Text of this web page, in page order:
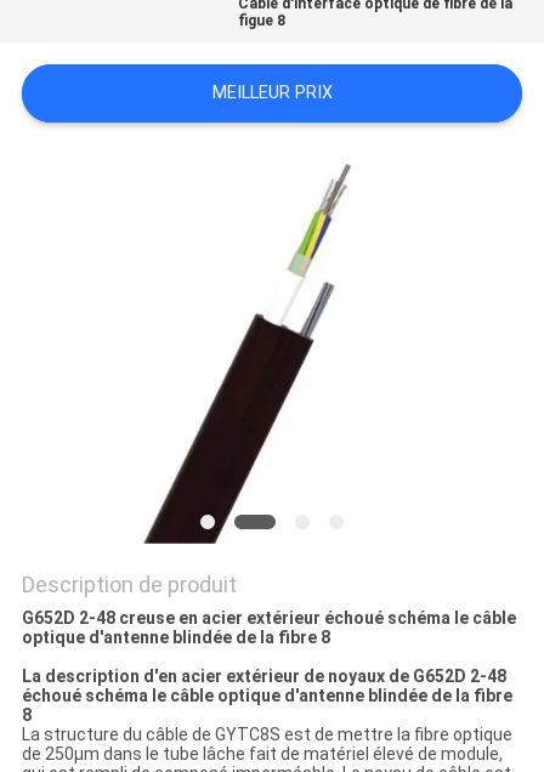
PRIVACY
POLICY
Câble d'interface optique de fibre de la
figue 8
MEILLEUR PRIX
Description de produit
G652D 2-48 creuse en acier extérieur échoué schéma le câble
optique d'antenne blindée de la fibre 8
La description d'en acier extérieur de noyaux de G652D 2-48
échoué schéma le câble optique d'antenne blindée de la fibre
8
La structure du câble de GYTC8S est de mettre la fibre optique
de 250µm dans le tube lâche fait de matériel élevé de module,